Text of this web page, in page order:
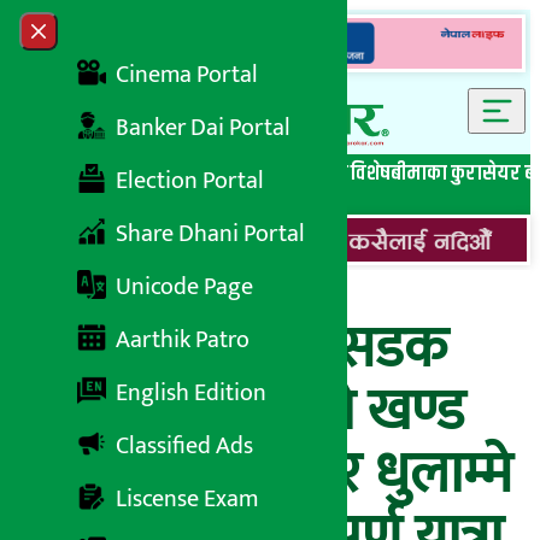
Skip to content
Close menu
Cinema Portal
Banker Dai Portal
Election Portal
Share Dhani Portal
Unicode Page
Aarthik Patro
English Edition
Classified Ads
Liscense Exam
सबै समाचारबेथिति मुर्दाबादबैंकिङ विशेष लघुवित्त विशेषबीमाका कुरासेयर
लाम्पाटा-दरबाङ सडक
आयोजनाको तेस्रो खण्ड
अलपत्र, हिलाम्मे र धुलाम्मे